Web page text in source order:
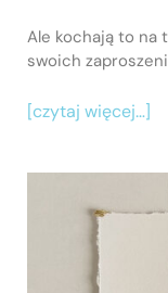
Ale kochają to na
swoich
[czytaj więcej…]